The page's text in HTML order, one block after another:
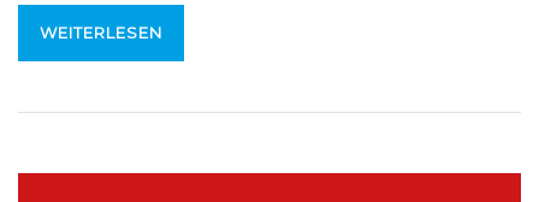
WEITERLESEN